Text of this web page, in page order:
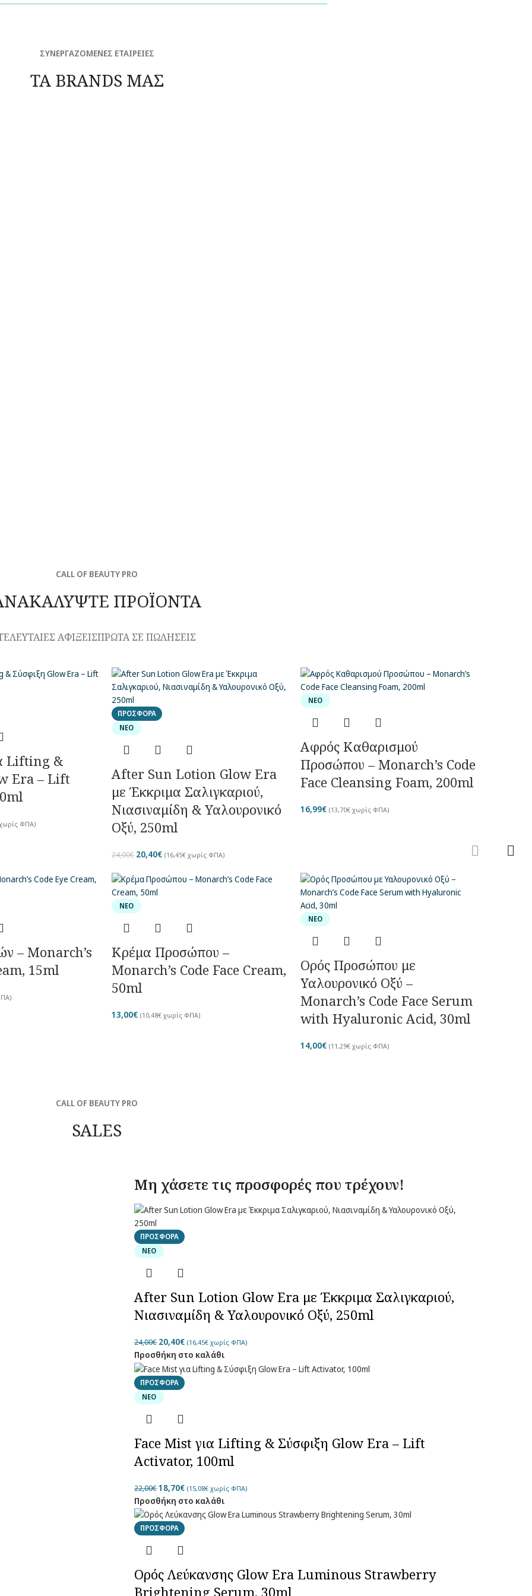
ΣΥΝΕΡΓΑΖΟΜΕΝΕΣ ΕΤΑΙΡΕΙΕΣ
ΤΑ BRANDS ΜΑΣ
CALL OF BEAUTY PRO
ΠΡΟΪΟΝΤΑ
ΑΦΙΞΕΙΣΠΡΩΤΑ ΣΕ ΠΩΛΗΣΕΙΣ
Lifting &
Era – Lift
ΦΠΑ)
ΠΡΟΣΦΟΡΆ
ΝΈΟ
After Sun Lotion Glow Era
με Έκκριμα Σαλιγκαριού,
Νιασιναμίδη & Υαλουρονικό
Οξύ, 250ml
24,00€ 20,40€ (16,45€χωρίς ΦΠΑ)
ΝΈΟ
Αφρός Καθαρισμού
Προσώπου – Monarch’s Code
Face Cleansing Foam, 200ml
16,99€ (13,70€ χωρίς ΦΠΑ)
– Monarch’s
15ml
ΝΈΟ
Κρέμα Προσώπου –
Monarch’s Code Face Cream,
50ml
13,00€ (10,48€χωρίς ΦΠΑ)
ΝΈΟ
Ορός Προσώπου με
Υαλουρονικό Οξύ –
Monarch’s Code Face Serum
with Hyaluronic Acid, 30ml
14,00€ (11,29€ χωρίς ΦΠΑ)
CALL OF BEAUTY PRO
SALES
Μη χάσετε τις προσφορές που τρέχουν!
ΠΡΟΣΦΟΡΆ
ΝΈΟ
After Sun Lotion Glow Era με Έκκριμα Σαλιγκαριού,
Νιασιναμίδη & Υαλουρονικό Οξύ, 250ml
24,00€ 20,40€ (16,45€ χωρίς ΦΠΑ)
Προσθήκη στο καλάθι
ΠΡΟΣΦΟΡΆ
ΝΈΟ
Face Mist για Lifting & Σύσφιξη Glow Era – Lift
Activator, 100ml
22,00€18,70€ (15,08€ χωρίς ΦΠΑ)
Προσθήκη στο καλάθι
ΠΡΟΣΦΟΡΆ
Ορός Λεύκανσης Glow Era Luminous Strawberry
Brightening Serum, 30ml